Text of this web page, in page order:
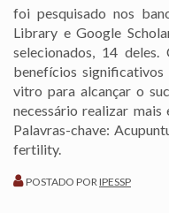
foi pesquisado nos
Library e Google
selecionados, 14
benefícios
vitro para alcançar o
necessário realizar mais
Palavras-chave:
fertility.
POSTADO PORIPESSP